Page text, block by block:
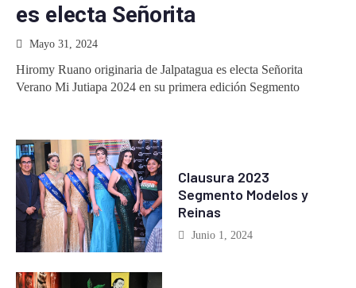
es electa Señorita
Hiromy Ruano originaria de Jalpatagua es electa Señorita
Verano Mi Jutiapa 2024 en su primera edición Segmento
Mayo 31, 2024
Clausura 2023
Segmento Modelos y
Reinas
Junio 1, 2024